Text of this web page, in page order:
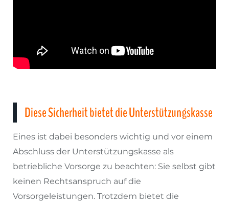
Diese Sicherheit bietet die Unterstützungskasse
Eines ist dabei besonders wichtig und vor einem
Abschluss der Unterstützungskasse als
betriebliche Vorsorge zu beachten: Sie selbst gibt
keinen Rechtsanspruch auf die
Vorsorgeleistungen. Trotzdem bietet die